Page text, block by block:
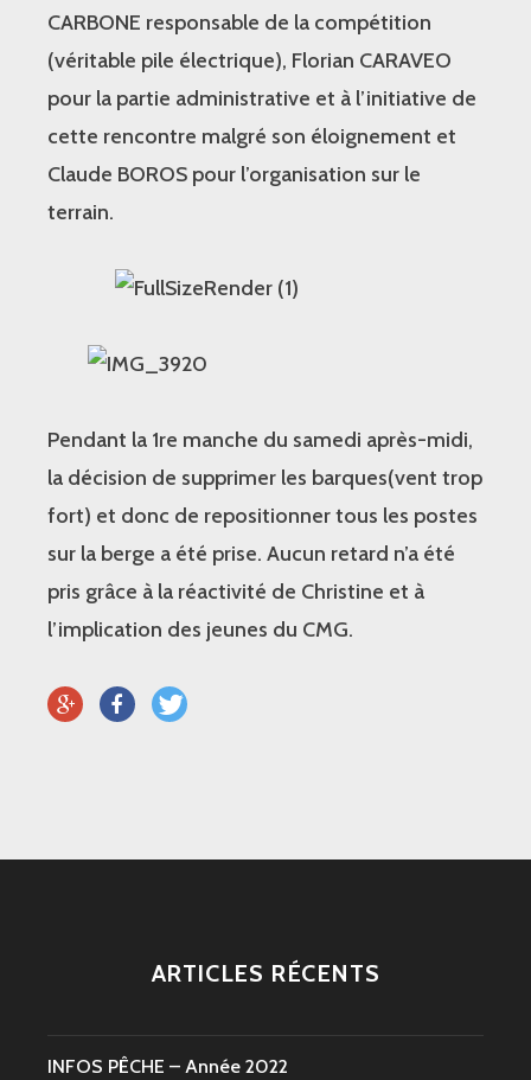
CARBONE responsable de la compétition
(véritable pile électrique), Florian CARAVEO
pour la partie administrative et à l’initiative de
cette rencontre malgré son éloignement et
Claude BOROS pour l’organisation sur le
terrain.
Pendant la 1re manche du samedi après-midi,
la décision de supprimer les barques(vent trop
fort) et donc de repositionner tous les postes
sur la berge a été prise. Aucun retard n’a été
pris grâce à la réactivité de Christine et à
l’implication des jeunes du CMG.
ARTICLES RÉCENTS
INFOS PÊCHE – Année 2022